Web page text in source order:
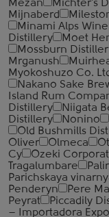
Mezan
Michter's
Mijnaberd
Minami Alps
Distillery
Moet
Mossburn
Mrganush
Myokoshuzo Co.
Nakano Sake
Island Rum
Distillery
Niigata
Distillery
Nonino
Old Bushmills
Oliver
Olmeca
Cy
Ozeki
Tragalumbare
Parichskaya
Penderyn
Pere
Peyrat
Piccadily
– Importadora